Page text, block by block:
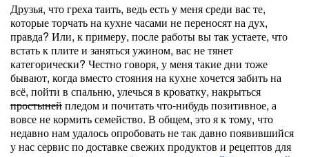
Друзья, что греха таить, ведь есть у меня среди вас те,
которые торчать на кухне часами не переносят на дух,
правда? Или, к примеру, после работы вы так устаете, что
встать к плите и заняться ужином, вас не тянет
категорически? Честно говоря, у меня такие дни тоже
бывают, когда вместо стояния на кухне хочется забить на
всё, пойти в спальню, улечься в кроватку, накрыться
простынейпледом и почитать что-нибудь позитивное, а
вовсе не кормить семейство. В общем, это я к тому, что
недавно нам удалось опробовать не так давно появившийся
у нас сервис по доставке свежих продуктов и рецептов для